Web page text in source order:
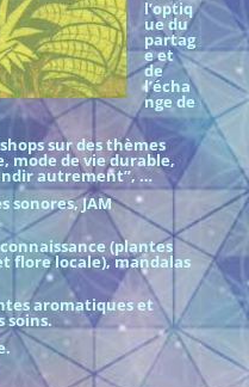
l’optiq
ue du
partag
e et
de
l’écha
nge de
sur des thèmes
mode de vie durable,
autrement”, …
sonores, JAM
(plantes
flore locale), mandalas
aromatiques et
soins.